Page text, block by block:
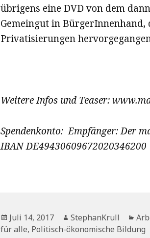
übrigens eine DVD von dem
Gemeingut in BürgerInnenhand,
Privatisierungen
Weitere Infos und Teaser:
Spendenkonto: Empfänger: Der
IBAN DE49430609672020346200
Veröffentlicht
am
Juli 14, 2017 Autor
StephanKrull
für alle, Politisch-ökonomische Bildung